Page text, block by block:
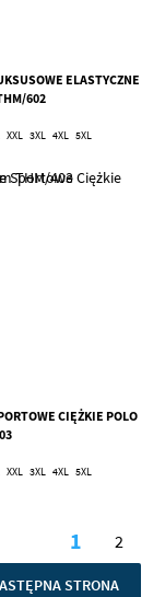
ELASTYCZNE
602
XXL 3XL 4XL 5XL
CIĘŻKIE POLO
XXL 3XL 4XL 5XL
1 2
STRONA